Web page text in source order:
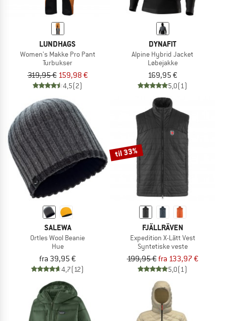
LUNDHAGS
Women's Makke Pro Pant
Turbukser
319,95 € 159,98 €
4,5(2)
DYNAFIT
Alpine Hybrid Jacket
Løbejakke
169,95 €
5,0(1)
SALEWA
Ortles Wool Beanie
Hue
fra 39,95 €
4,7(12)
til 33%
FJÄLLRÄVEN
Expedition X-Lätt Vest
Syntetiske veste
199,95 €fra 133,97 €
5,0(1)